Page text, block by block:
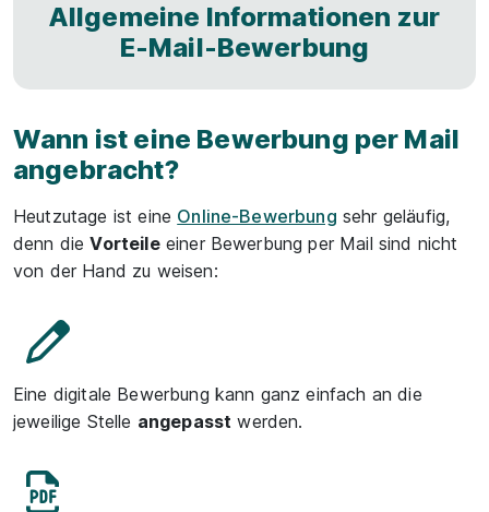
Allgemeine Informationen zur
E-Mail-Bewerbung
Wann ist eine Bewerbung per Mail
angebracht?
Heutzutage ist eine Online-Bewerbung sehr geläufig,
denn dieVorteileeiner Bewerbung per Mail sind nicht
von der Hand zu weisen:
Eine digitale Bewerbung kann ganz einfach an die
jeweilige Stelle angepasst werden.